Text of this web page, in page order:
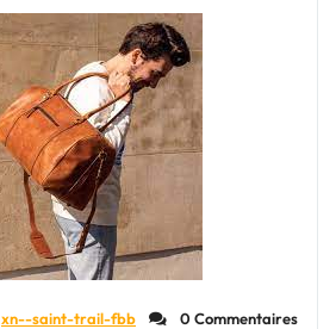
l’Aventure"
xn--saint-trail-fbb
0 Commentaires